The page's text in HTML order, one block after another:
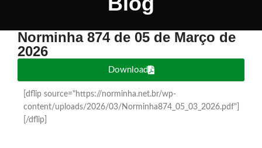
Norminha 874 de 05 de Março de
2026
Download
[dflip source="https://norminha.net.br/wp-
content/uploads/2026/03/Norminha874_05_03_2026.pdf"]
[/dflip]